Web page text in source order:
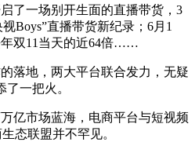
了一场别开生面的直播带货，3
Boys”直播带货新纪录；6月1
年双11当天的近64倍……
地，两大平台联合发力，无疑
一把火。
市场蓝海，电商平台与短视频
态联盟并不罕见。